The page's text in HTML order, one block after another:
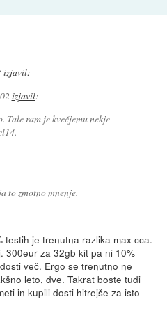
izjavil:
izjavil:
Tale ram je kvečjemu nekje
to zmotno mnenje.
testih je trenutna razlika max cca.
300eur za 32gb kit pa ni 10%
več. Ergo se trenutno ne
leto, dve. Takrat boste tudi
in kupili dosti hitrejše za isto